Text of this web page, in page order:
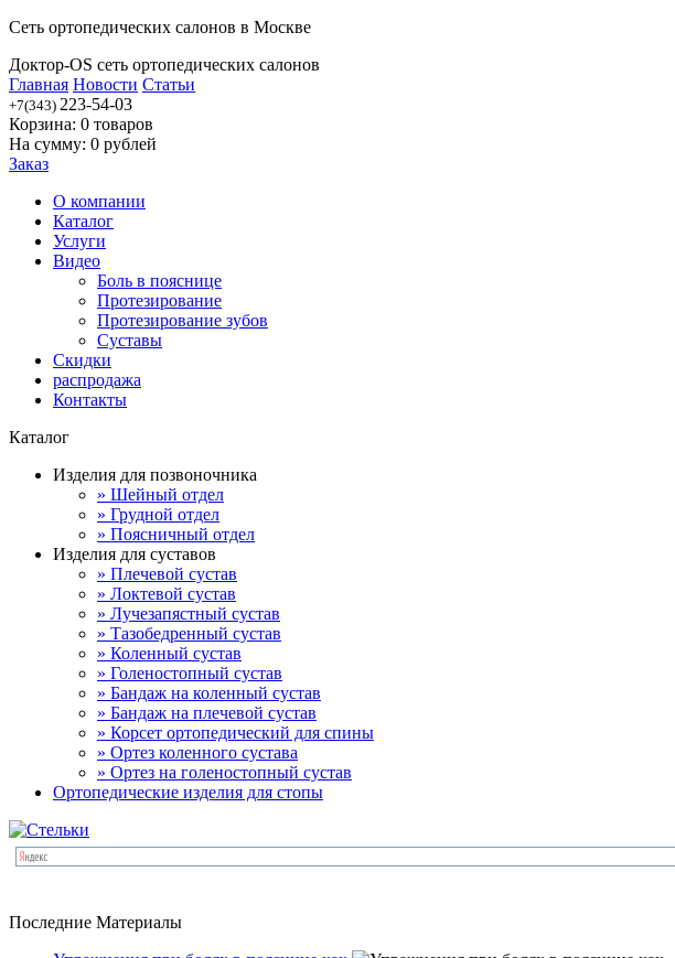
Сеть ортопедических салонов в Москве
Доктор-OS сеть ортопедических салонов
Главная Новости Статьи
+7(343) 223-54-03
Корзина: 0 товаров
На сумму: 0 рублей
Заказ
О компании
Каталог
Услуги
Видео
Боль в пояснице
Протезирование
Протезирование зубов
Суставы
Скидки
распродажа
Контакты
Каталог
Изделия для позвоночника
» Шейный отдел
» Грудной отдел
» Поясничный отдел
Изделия для суставов
» Плечевой сустав
» Локтевой сустав
» Лучезапястный сустав
» Тазобедренный сустав
» Коленный сустав
» Голеностопный сустав
» Бандаж на коленный сустав
» Бандаж на плечевой сустав
» Корсет ортопедический для спины
» Ортез коленного сустава
» Ортез на голеностопный сустав
Ортопедические изделия для стопы
Последние Материалы